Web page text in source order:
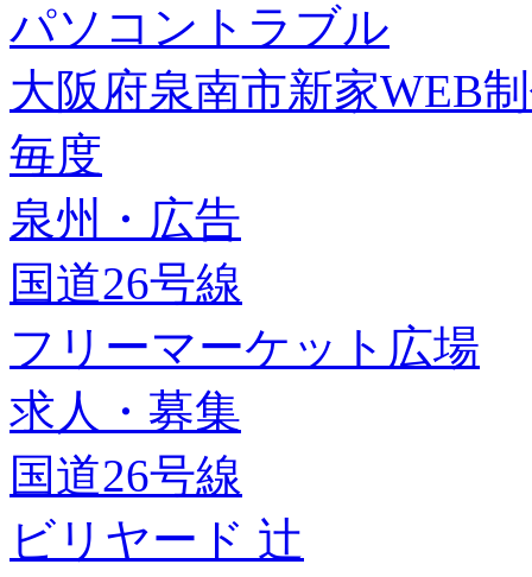
パソコントラブル
大阪府泉南市新家WEB
毎度
泉州・広告
国道26号線
フリーマーケット広場
求人・募集
国道26号線
ビリヤード 辻